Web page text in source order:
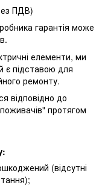
ПДВ)
гарантія може
елементи, ми
є підставою для
ремонту.
відповідно до
протягом
(відсутні